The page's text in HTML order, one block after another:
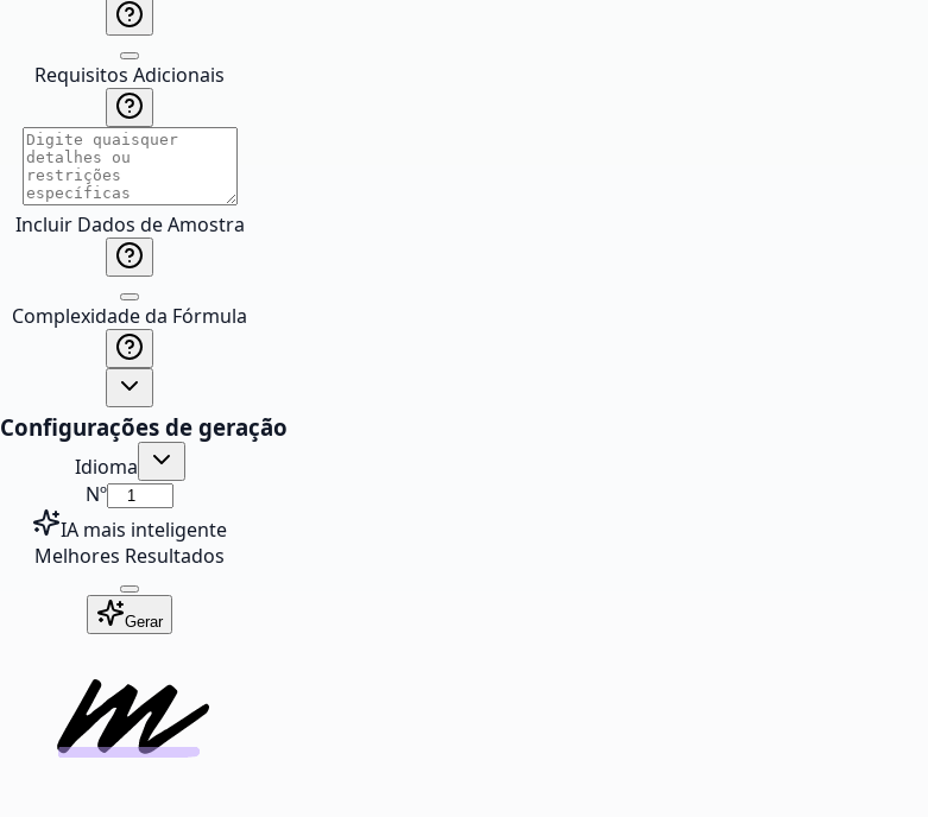
Requisitos Adicionais
Incluir Dados de Amostra
Complexidade da Fórmula
Configurações de geração
Idioma
Nº
IA mais inteligente
Melhores Resultados
Gerar